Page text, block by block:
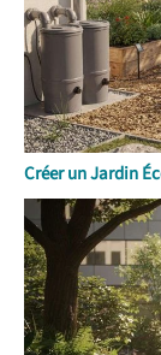
Créer un Jardin